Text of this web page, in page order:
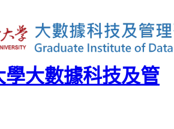
學大數據科技及管